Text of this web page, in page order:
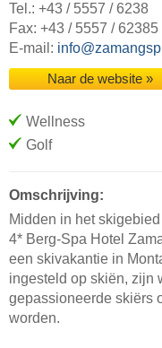
Tel.: +43 / 5557 / 6238
Fax: +43 / 5557 / 62385
E-mail:
Naar de website »
Wellness
Golf
Omschrijving:
Midden in het
4* Berg-Spa Hotel
een skivakantie in
ingesteld op skiën, zijn
gepassioneerde skiërs
worden.